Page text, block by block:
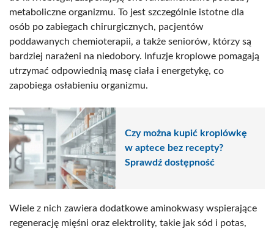
metaboliczne organizmu. To jest szczególnie istotne dla
osób po zabiegach chirurgicznych, pacjentów
poddawanych chemioterapii, a także seniorów, którzy są
bardziej narażeni na niedobory. Infuzje kroplowe pomagają
utrzymać odpowiednią masę ciała i energetykę, co
zapobiega osłabieniu organizmu.
Czy można kupić kroplówkę
w aptece bez recepty?
Sprawdź dostępność
Wiele z nich zawiera dodatkowe aminokwasy wspierające
regenerację mięśni oraz elektrolity, takie jak sód i potas,